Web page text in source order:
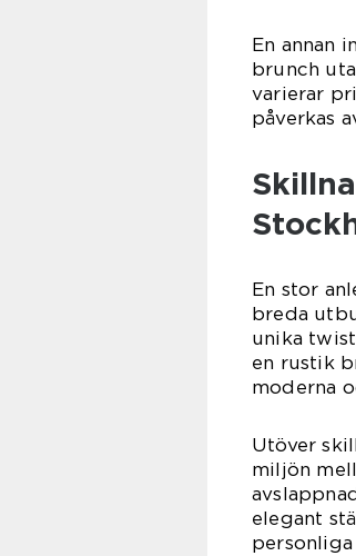
En annan
brunch
varierar
påverkas
En stor
breda
unika
en rustik
moderna
Utöver
miljön
elegant